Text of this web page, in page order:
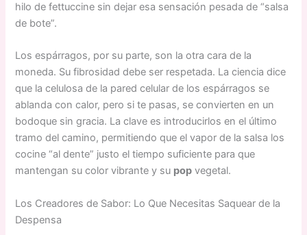
hilo de fettuccine sin dejar esa sensación pesada de “salsa
de bote”.
Los espárragos, por su parte, son la otra cara de la
moneda. Su fibrosidad debe ser respetada. La ciencia dice
que la celulosa de la pared celular de los espárragos se
ablanda con calor, pero si te pasas, se convierten en un
bodoque sin gracia. La clave es introducirlos en el último
tramo del camino, permitiendo que el vapor de la salsa los
cocine “al dente” justo el tiempo suficiente para que
mantengan su color vibrante y su pop vegetal.
Los Creadores de Sabor: Lo Que Necesitas Saquear de la
Despensa